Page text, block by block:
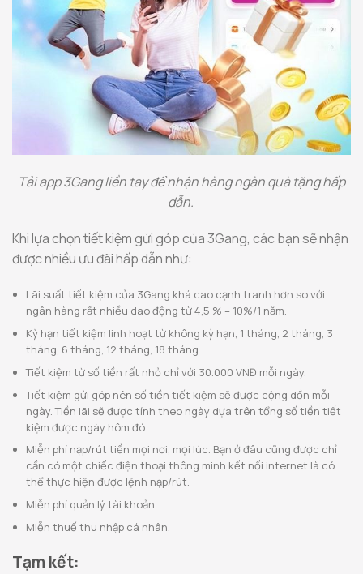
Tải app 3Gang liền tay để nhận hàng ngàn quà tặng hấp
dẫn.
Khi lựa chọn tiết kiệm gửi góp của 3Gang, các bạn sẽ nhận
được nhiều ưu đãi hấp dẫn như:
Lãi suất tiết kiệm của 3Gang khá cao cạnh tranh hơn so với
ngân hàng rất nhiều dao động từ 4,5 % – 10%/1 năm.
Kỳ hạn tiết kiệm linh hoạt từ không kỳ hạn, 1 tháng, 2 tháng, 3
tháng, 6 tháng, 12 tháng, 18 tháng…
Tiết kiệm từ số tiền rất nhỏ chỉ với 30.000 VNĐ mỗi ngày.
Tiết kiệm gửi góp nên số tiền tiết kiệm sẽ được cộng dồn mỗi
ngày. Tiền lãi sẽ được tính theo ngày dựa trên tổng số tiền tiết
kiệm được ngày hôm đó.
Miễn phí nạp/rút tiền mọi nơi, mọi lúc. Bạn ở đâu cũng được chỉ
cần có một chiếc điện thoại thông minh kết nối internet là có
thể thực hiện được lệnh nạp/rút.
Miễn phí quản lý tài khoản.
Miễn thuế thu nhập cá nhân.
Tạm kết: